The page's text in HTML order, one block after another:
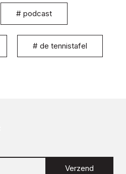
# podcast
# de tennistafel
Verzend